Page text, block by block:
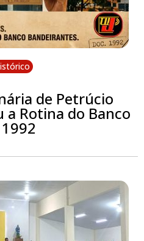
de Petrúcio
a Rotina do Banco